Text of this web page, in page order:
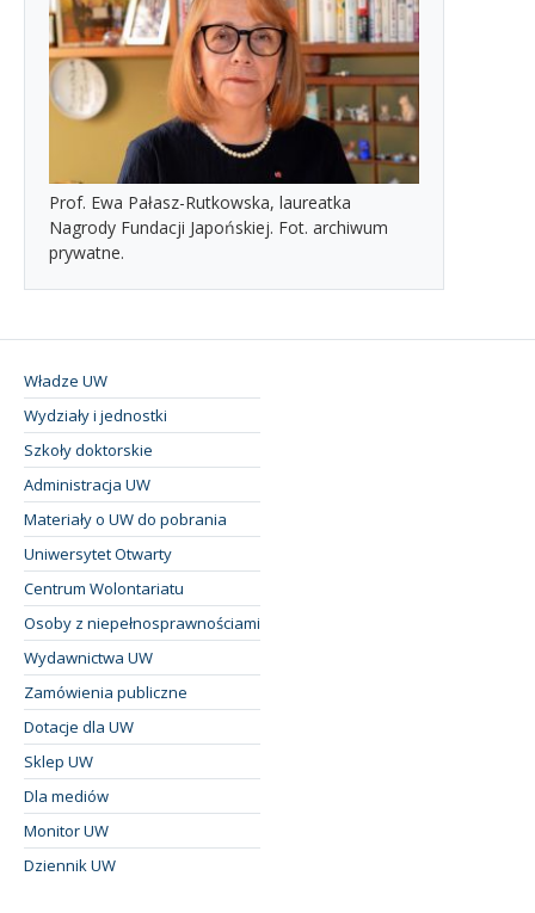
Prof. Ewa Pałasz-Rutkowska, laureatka
Nagrody Fundacji Japońskiej. Fot. archiwum
prywatne.
Władze UW
Wydziały i jednostki
Szkoły doktorskie
Administracja UW
Materiały o UW do pobrania
Uniwersytet Otwarty
Centrum Wolontariatu
Osoby z niepełnosprawnościami
Wydawnictwa UW
Zamówienia publiczne
Dotacje dla UW
Sklep UW
Dla mediów
Monitor UW
Dziennik UW